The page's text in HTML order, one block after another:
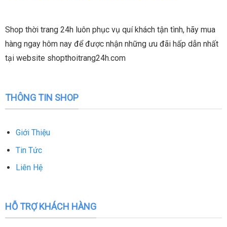
Shop thời trang 24h luôn phục vụ quí khách tận tình, hãy mua
hàng ngay hôm nay để được nhận những ưu đãi hấp dẫn nhất
tại website shopthoitrang24h.com
THÔNG TIN SHOP
Giới Thiệu
Tin Tức
Liên Hệ
HỖ TRỢ KHÁCH HÀNG